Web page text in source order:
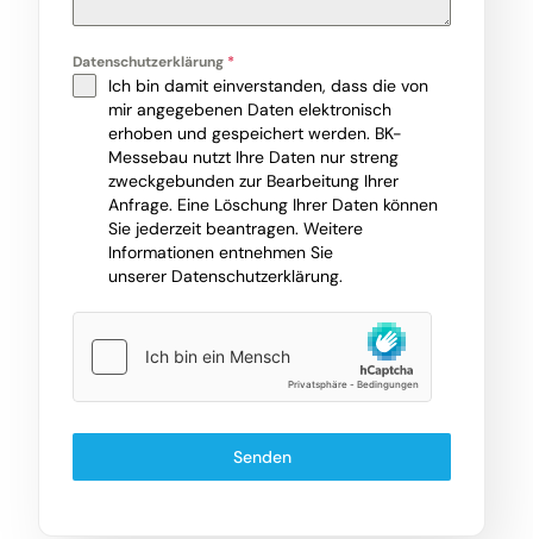
Datenschutzerklärung *
Ich bin damit einverstanden, dass die von
mir angegebenen Daten elektronisch
erhoben und gespeichert werden. BK-
Messebau nutzt Ihre Daten nur streng
zweckgebunden zur Bearbeitung Ihrer
Anfrage. Eine Löschung Ihrer Daten können
Sie jederzeit beantragen. Weitere
Informationen entnehmen Sie
unserer Datenschutzerklärung.
Senden